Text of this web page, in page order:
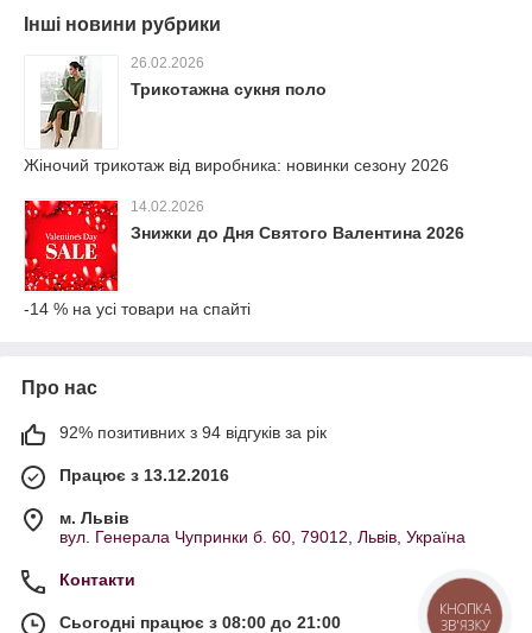
Інші новини рубрики
26.02.2026
Трикотажна сукня поло
Жіночий трикотаж від виробника: новинки сезону 2026
14.02.2026
Знижки до Дня Святого Валентина 2026
-14 % на усі товари на спайті
Про нас
92% позитивних з 94 відгуків за рік
Працює з 13.12.2016
м. Львів
вул. Генерала Чупринки б. 60, 79012, Львів, Україна
Контакти
Сьогодні працює з 08:00 до 21:00
КНОПКА
ЗВ'ЯЗКУ